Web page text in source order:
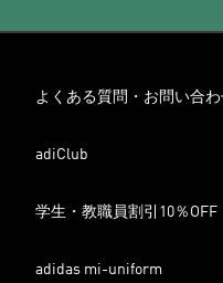
よくある質問・お問い合
adiClub
学生・教職員割引10％OFF
adidas mi-uniform